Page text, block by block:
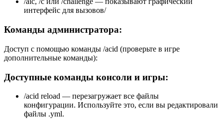
интерфейс для вызовов/
Команды администратора:
Доступ с помощью команды /acid (проверьте в игре
дополнительные команды):
Доступные команды консоли и игры:
/acid reload — перезагружает все файлы
конфигурации. Используйте это, если вы редактировали
файлы .yml.